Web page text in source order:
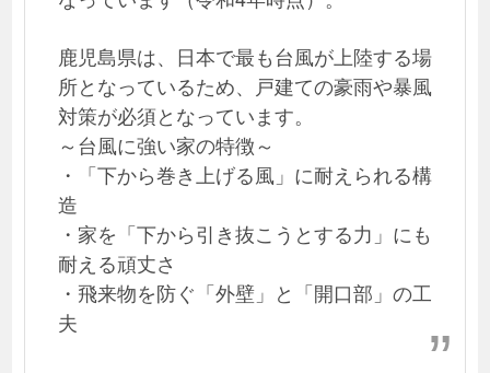
鹿児島県は、日本で最も台風が上陸する場
所となっているため、戸建ての豪雨や暴風
対策が必須となっています。
～台風に強い家の特徴～
・「下から巻き上げる風」に耐えられる構
造
・家を「下から引き抜こうとする力」にも
耐える頑丈さ
・飛来物を防ぐ「外壁」と「開口部」の工
夫